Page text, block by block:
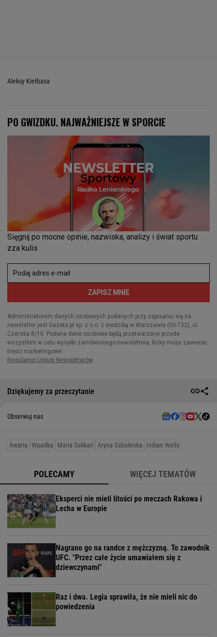
Aleksy Kiełbasa
Dziękujemy za przeczytanie
Obserwuj nas
Awaria Wpadka Maria Sakkari Aryna Sabalenka Indian Wells
POLECAMY WIĘCEJ TEMATÓW
Eksperci nie mieli litości po meczach Rakowa i
Lecha w Europie
Nagrano go na randce z mężczyzną. To zawodnik
UFC. "Przez całe życie umawiałem się z
dziewczynami"
Raz i dwa. Legia sprawiła, że nie mieli nic do
powiedzenia